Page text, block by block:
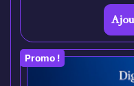
Promo !